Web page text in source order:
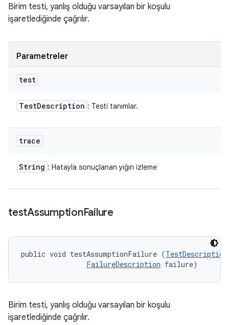
Birim testi, yanlış olduğu varsayılan bir koşulu
işaretlediğinde çağrılır.
Parametreler
test
TestDescription : Testi tanımlar.
trace
String : Hatayla sonuçlanan yığın izleme
testAssumptionFailure
public void testAssumptionFailure (TestDescription
FailureDescription failure)
Birim testi, yanlış olduğu varsayılan bir koşulu
işaretlediğinde çağrılır.